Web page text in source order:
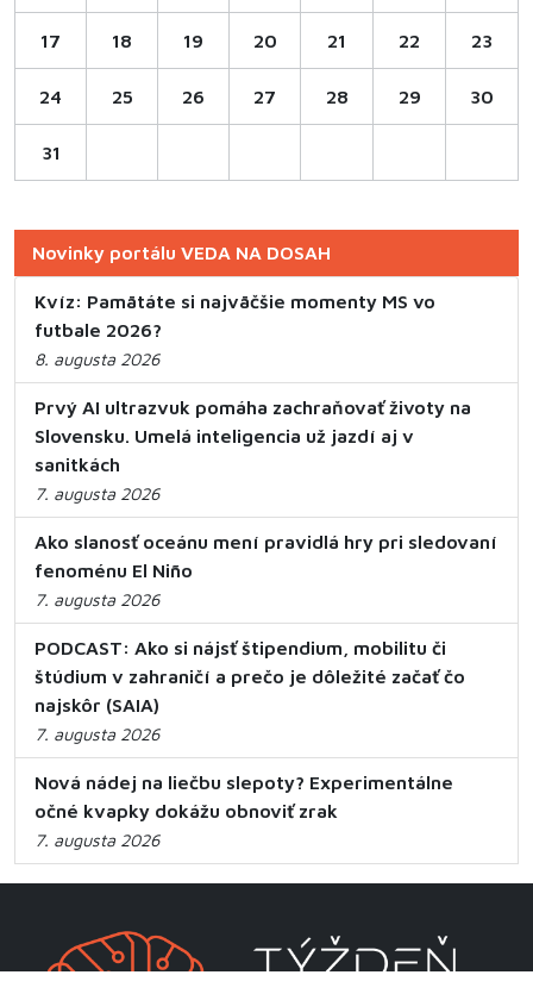
17 18 19 20 21 22 23
24 25 26 27 28 29 30
31
Novinky portálu VEDA NA DOSAH
Kvíz: Pamätáte si najväčšie momenty MS vo
futbale 2026?
8. augusta 2026
Prvý AI ultrazvuk pomáha zachraňovať životy na
Slovensku. Umelá inteligencia už jazdí aj v
sanitkách
7. augusta 2026
Ako slanosť oceánu mení pravidlá hry pri sledovaní
fenoménu El Niño
7. augusta 2026
PODCAST: Ako si nájsť štipendium, mobilitu či
štúdium v zahraničí a prečo je dôležité začať čo
najskôr (SAIA)
7. augusta 2026
Nová nádej na liečbu slepoty? Experimentálne
očné kvapky dokážu obnoviť zrak
7. augusta 2026